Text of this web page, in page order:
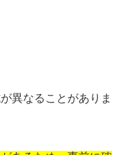
異なることがありま